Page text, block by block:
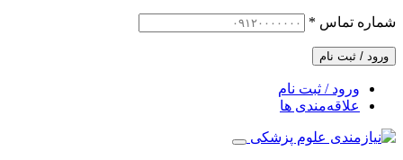
شماره تماس *
ورود / ثبت نام
ورود / ثبت نام
علاقه‌مندی ها